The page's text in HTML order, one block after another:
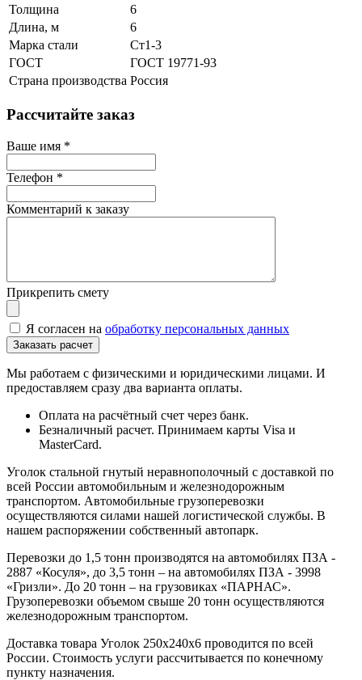
Толщина
6
Длина, м
6
Марка стали
Ст1-3
ГОСТ
ГОСТ 19771-93
Страна производства Россия
Рассчитайте заказ
Ваше имя *
Телефон *
Комментарий к заказу
Прикрепить смету
Я согласен на обработку персональных данных
Мы работаем с физическими и юридическими лицами. И
предоставляем сразу два варианта оплаты.
Оплата на расчётный счет через банк.
Безналичный расчет. Принимаем карты Visa и
MasterCard.
Уголок стальной гнутый неравнополочный с доставкой по
всей России автомобильным и железнодорожным
транспортом. Автомобильные грузоперевозки
осуществляются силами нашей логистической службы. В
нашем распоряжении собственный автопарк.
Перевозки до 1,5 тонн производятся на автомобилях ПЗА -
2887 «Косуля», до 3,5 тонн – на автомобилях ПЗА - 3998
«Гризли». До 20 тонн – на грузовиках «ПАРНАС».
Грузоперевозки объемом свыше 20 тонн осуществляются
железнодорожным транспортом.
Доставка товара Уголок 250х240х6 проводится по всей
России. Стоимость услуги рассчитывается по конечному
пункту назначения.